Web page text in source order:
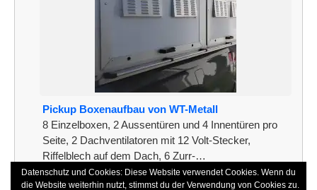
Pickup Boxenaufbau von WT-Metall
8 Einzelboxen, 2 Aussentüren und 4 Innentüren pro
Seite, 2 Dachventilatoren mit 12 Volt-Stecker,
Riffelblech auf dem Dach, 6 Zurr-…
[weiterlesen]
Datenschutz und Cookies: Diese Website verwendet Cookies. Wenn du
die Website weiterhin nutzt, stimmst du der Verwendung von Cookies zu.